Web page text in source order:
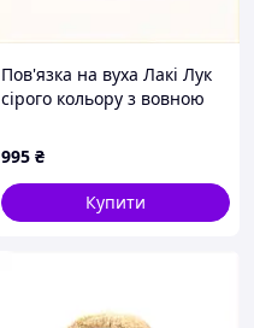
Пов'язка на вуха Лакі Лук
сірого кольору з вовною
995 ₴
Купити